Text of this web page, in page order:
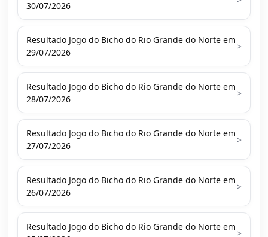
30/07/2026
Resultado Jogo do Bicho do Rio Grande do Norte em
29/07/2026
>
Resultado Jogo do Bicho do Rio Grande do Norte em
28/07/2026
>
Resultado Jogo do Bicho do Rio Grande do Norte em
27/07/2026
>
Resultado Jogo do Bicho do Rio Grande do Norte em
26/07/2026
>
Resultado Jogo do Bicho do Rio Grande do Norte em
>